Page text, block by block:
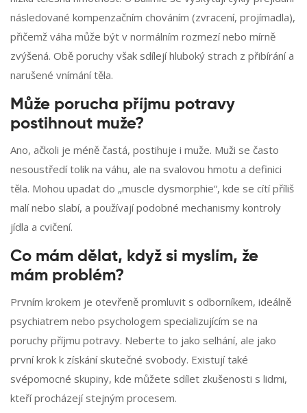
následované kompenzačním chováním (zvracení, projímadla),
přičemž váha může být v normálním rozmezí nebo mírně
zvýšená. Obě poruchy však sdílejí hluboký strach z přibírání a
narušené vnímání těla.
Může porucha příjmu potravy
postihnout muže?
Ano, ačkoli je méně častá, postihuje i muže. Muži se často
nesoustředí tolik na váhu, ale na svalovou hmotu a definici
těla. Mohou upadat do „muscle dysmorphie“, kde se cítí příliš
malí nebo slabí, a používají podobné mechanismy kontroly
jídla a cvičení.
Co mám dělat, když si myslím, že
mám problém?
Prvním krokem je otevřeně promluvit s odborníkem, ideálně
psychiatrem nebo psychologem specializujícím se na
poruchy příjmu potravy. Neberte to jako selhání, ale jako
první krok k získání skutečné svobody. Existují také
svépomocné skupiny, kde můžete sdílet zkušenosti s lidmi,
kteří procházejí stejným procesem.